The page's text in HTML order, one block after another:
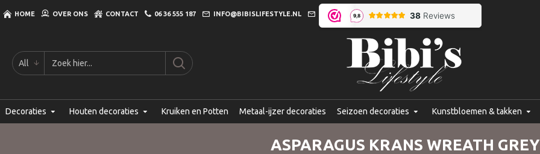
HOME OVER ONS CONTACT 06 36 555 187 INFO@BIBISLIFESTYLE.NL
All
Decoraties Houten decoraties Kruiken en Potten Metaal-ijzer decoraties Seizoen decoraties Kunstbloemen & takken
ASPARAGUS KRANS WREATH GREY